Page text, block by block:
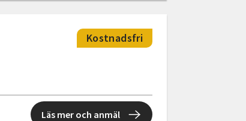
Kostnadsfri
Läs mer och anmäl